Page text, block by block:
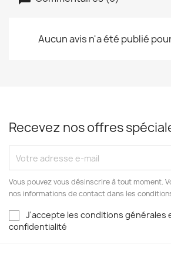
Aucun avis n'a été publié
Recevez nos offres
Vous pouvez vous désinscrire à tout moment.
nos informations de contact dans les
J'accepte les conditions générales
confidentialité